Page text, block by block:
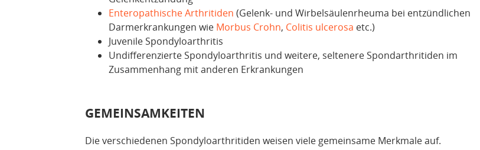
Enteropathische Arthritiden (Gelenk- und Wirbelsäulenrheuma bei entzündlichen
Darmerkrankungen wie Morbus Crohn, Colitis ulcerosa etc.)
Juvenile Spondyloarthritis
Undifferenzierte Spondyloarthritis und weitere, seltenere Spondarthritiden im
Zusammenhang mit anderen Erkrankungen
GEMEINSAMKEITEN
Die verschiedenen Spondyloarthritiden weisen viele gemeinsame Merkmale auf.